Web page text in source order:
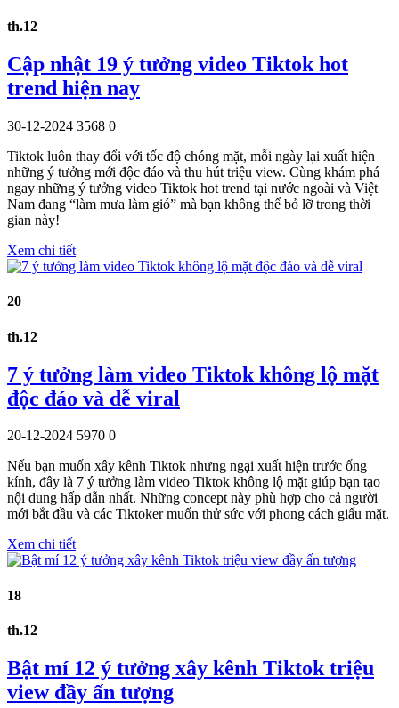
th.12
Cập nhật 19 ý tưởng video Tiktok hot
trend hiện nay
30-12-2024 3568 0
Tiktok luôn thay đổi với tốc độ chóng mặt, mỗi ngày lại xuất hiện
những ý tưởng mới độc đáo và thu hút triệu view. Cùng khám phá
ngay những ý tưởng video Tiktok hot trend tại nước ngoài và Việt
Nam đang “làm mưa làm gió” mà bạn không thể bỏ lỡ trong thời
gian này!
Xem chi tiết
20
th.12
7 ý tưởng làm video Tiktok không lộ mặt
độc đáo và dễ viral
20-12-2024 5970 0
Nếu bạn muốn xây kênh Tiktok nhưng ngại xuất hiện trước ống
kính, đây là 7 ý tưởng làm video Tiktok không lộ mặt giúp bạn tạo
nội dung hấp dẫn nhất. Những concept này phù hợp cho cả người
mới bắt đầu và các Tiktoker muốn thử sức với phong cách giấu mặt.
Xem chi tiết
18
th.12
Bật mí 12 ý tưởng xây kênh Tiktok triệu
view đầy ấn tượng